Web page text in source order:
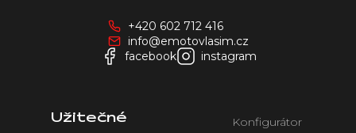
+420 602 712 416
info@emotovlasim.cz
facebook
instagram
Užitečné
Konfigurátor